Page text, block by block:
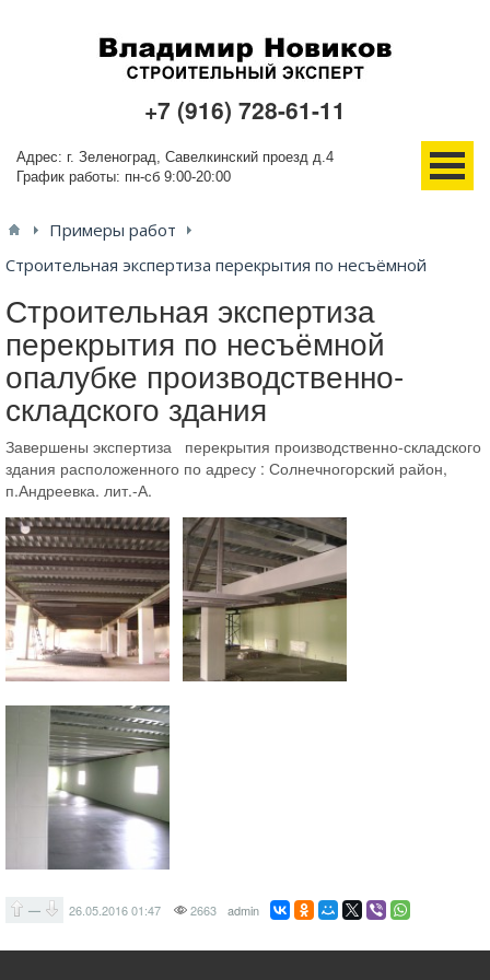
+7 (916) 728-61-11
Адрес: г. Зеленоград, Савелкинский проезд д.4
График работы: пн-сб 9:00-20:00
О компании
Новости
Проекты
Ещё
Примеры работ
Строительная экспертиза перекрытия по несъёмной
опалубке производственно-складского здания
Строительная экспертиза
перекрытия по несъёмной
опалубке производственно-
складского здания
Завершены экспертиза перекрытия производственно-складского
здания расположенного по адресу : Солнечногорский район,
п.Андреевка. лит.-А.
— 26.05.201601:47 2663 admin